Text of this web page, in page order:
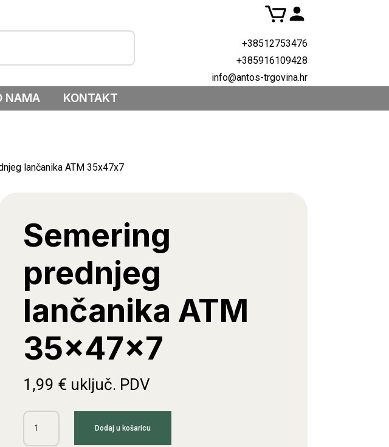
+38512753476
+385916109428
info@antos-trgovina.hr
NAMA KONTAKT
lančanika ATM 35x47x7
Semering
prednjeg
lančanika ATM
35x47x7
1,99 € uključ. PDV
Semering
prednjeg
Dodaj u košaricu